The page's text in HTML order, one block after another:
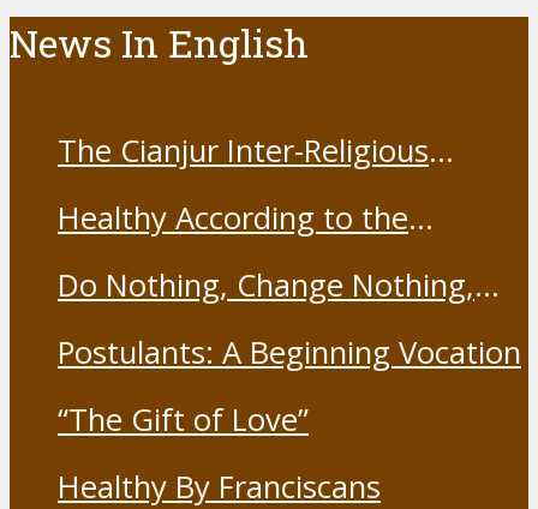
News In English
The Cianjur Inter-Religious
19 Vaccine
Healthy According to the
Do Nothing, Change Nothing,
Postulants: A Beginning Vocation
“The Gift of Love”
Healthy By Franciscans